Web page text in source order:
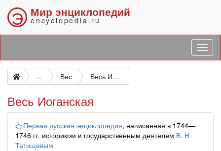
Э Мир энциклопедий
encyclopedia.ru
... Вес Весь Иоганская
Весь Иоганская
Информация
Первая русская энциклопедия, написанная в 1744—
1746 гг. историком и государственным деятелем В. Н.
Татищевым